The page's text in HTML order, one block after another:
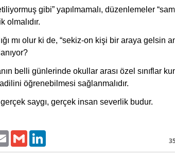
gibi” yapılmamalı, düzenlemeler
olmalıdır.
mı olur ki de, “sekiz-on kişi bir araya gelsin
belli günlerinde okullar arası özel sınıflar
öğrenebilmesi sağlanmalıdır.
saygı, gerçek insan severlik budur.
Email Gmail